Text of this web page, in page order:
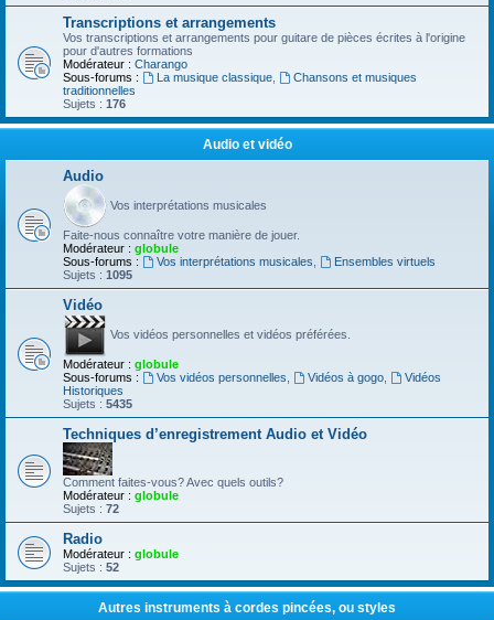
Transcriptions et arrangements
Vos transcriptions et arrangements pour guitare de pièces écrites à l'origine
pour d'autres formations
Modérateur : Charango
Sous-forums :
La musique classique,
Chansons et musiques
traditionnelles
Sujets : 176
Audio et vidéo
Audio
Vos interprétations musicales
Faite-nous connaître votre manière de jouer.
Modérateur : globule
Sous-forums :
Vos interprétations musicales
Ensembles virtuels
Sujets : 1095
Vidéo
Vos vidéos personnelles et vidéos préférées.
Modérateur : globule
Sous-forums :
Vos vidéos personnelles Vidéos à gogo,
Vidéos
Historiques
Sujets : 5435
Techniques d’enregistrement Audio et Vidéo
Comment faites-vous? Avec quels outils?
Modérateur : globule
Sujets : 72
Radio
Modérateur : globule
Sujets : 52
Autres instruments à cordes pincées, ou styles